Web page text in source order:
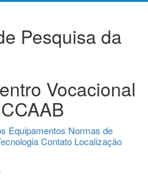
Pesquisa da
Vocacional
Equipamentos Normas de
Contato Localização